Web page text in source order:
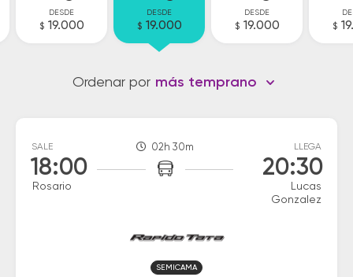
DESDE
$ 19.000
DESDE
$ 19.000
DESDE
$ 19.000 $
Ordenar por más temprano
SALE
18:00
Rosario
02h 30m LLEGA
20:30
Lucas
Gonzalez
SEMICAMA